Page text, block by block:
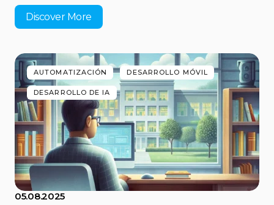
Discover More
AUTOMATIZACIÓN DESARROLLO MÓVIL
DESARROLLO DE IA
05.08.2025